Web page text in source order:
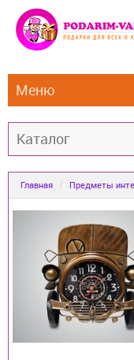
Меню
Каталог
Главная Предметы